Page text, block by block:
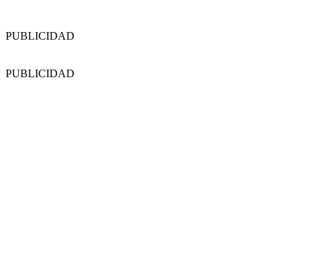
PUBLICIDAD
PUBLICIDAD